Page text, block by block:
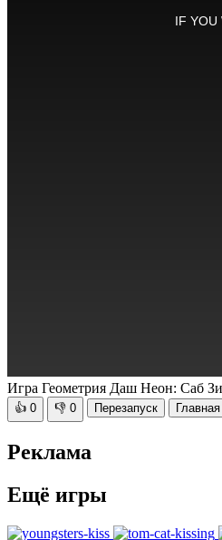
Игра Геометрия Даш Неон: Саб
👍 0 👎 0 Перезапуск Главная
Реклама
Ещё игры